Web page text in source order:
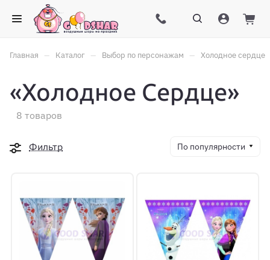
Главная – Каталог – Выбор по персонажам – Холодное сердце
«Холодное Сердце»
8 товаров
Фильтр По популярности